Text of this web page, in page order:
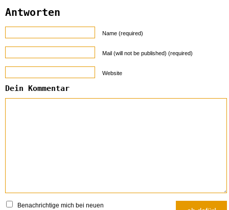
Antworten
Name (required)
Mail (will not be published) (required)
Website
Dein Kommentar
Benachrichtige mich bei neuen